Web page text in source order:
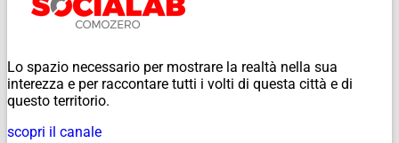
Lo spazio necessario per mostrare la realtà nella sua
interezza e per raccontare tutti i volti di questa città e di
questo territorio.
scopri il canale